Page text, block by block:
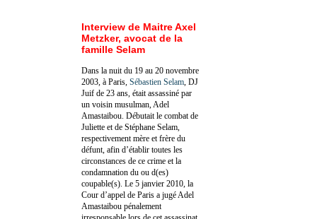
Interview de Maitre Axel
Metzker, avocat de la
famille Selam
Dans la nuit du 19 au 20 novembre
2003, à Paris, Sébastien Selam , DJ
Juif de 23 ans, était assassiné par
un voisin musulman, Adel
Amastaibou. Débutait le combat de
Juliette et de Stéphane Selam,
respectivement mère et frère du
défunt, afin d’établir toutes les
circonstances de ce crime et la
condamnation du ou d(es)
coupable(s). Le 5 janvier 2010, la
Cour d’appel de Paris a jugé Adel
Amastaibou pénalement